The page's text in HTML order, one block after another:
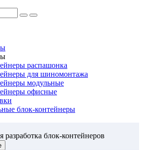
распашонка
для шиномонтажа
модульные
офисные
блок-контейнеры
разработка блок-контейнеров